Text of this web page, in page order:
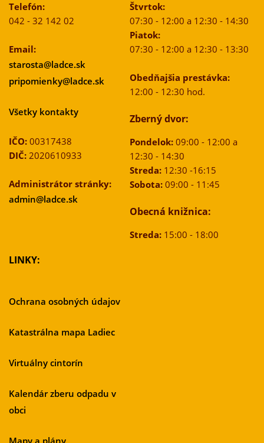
Telefón:
042 - 32 142 02
Email:
starosta@ladce.sk
pripomienky@ladce.sk
Všetky kontakty
IČO: 00317438
DIČ: 2020610933
Administrátor stránky:
admin@ladce.sk
Štvrtok:
07:30 - 12:00 a 12:30 - 14:30
Piatok:
07:30 - 12:00 a 12:30 - 13:30
Obedňajšia prestávka:
12:00 - 12:30 hod.
Zberný dvor:
Pondelok:09:00 - 12:00 a
12:30 - 14:30
Streda:12:30 -16:15
Sobota:09:00 - 11:45
Obecná knižnica:
Streda:15:00 - 18:00
LINKY:
Ochrana osobných údajov
Katastrálna mapa Ladiec
Virtuálny cintorín
Kalendár zberu odpadu v
obci